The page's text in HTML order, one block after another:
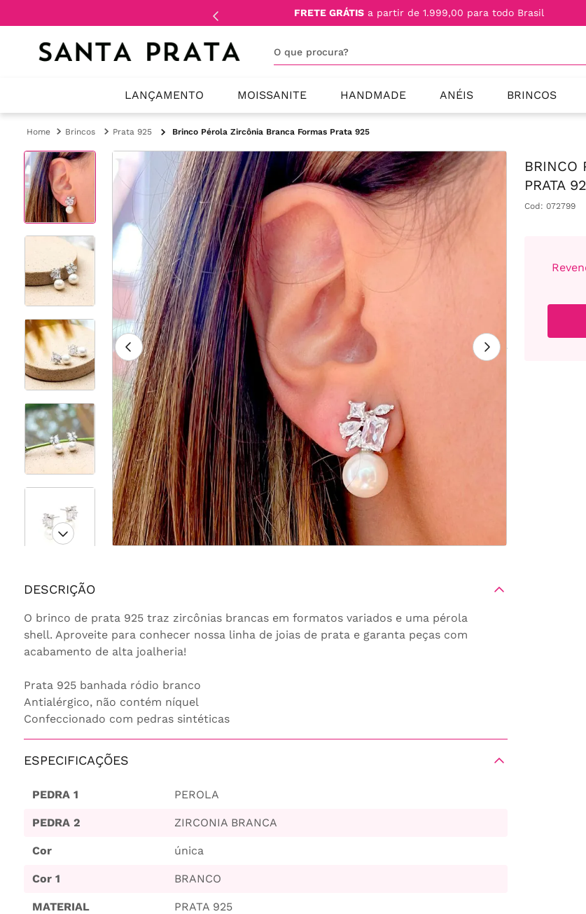
FRETE GRÁTIS a partir de 1.999,00 para todo Brasil
LANÇAMENTO MOISSANITE HANDMADE ANÉIS BRINCOS
Brincos Prata 925 Brinco Pérola Zircônia Branca Formas Prata 925
DESCRIÇÃO
O brinco de prata 925 traz zircônias brancas em formatos variados e uma pérola
shell. Aproveite para conhecer nossa linha de joias de prata e garanta peças com
acabamento de alta joalheria!
Prata 925 banhada ródio branco
Antialérgico, não contém níquel
Confeccionado com pedras sintéticas
ESPECIFICAÇÕES
PEDRA 1 PEROLA
PEDRA 2 ZIRCONIA BRANCA
Cor única
Cor 1 BRANCO
MATERIAL PRATA 925
BRINCO
PRATA
Cod: 072799